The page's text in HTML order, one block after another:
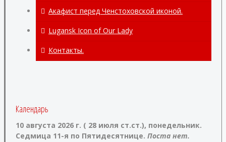
Акафист перед Ченстоховской иконой.
Lugansk Icon of Our Lady
Контакты.
Календарь
10 августа 2026 г. ( 28 июля ст.ст.), понедельник.
Седмица 11-я по Пятидесятнице. Поста нет.